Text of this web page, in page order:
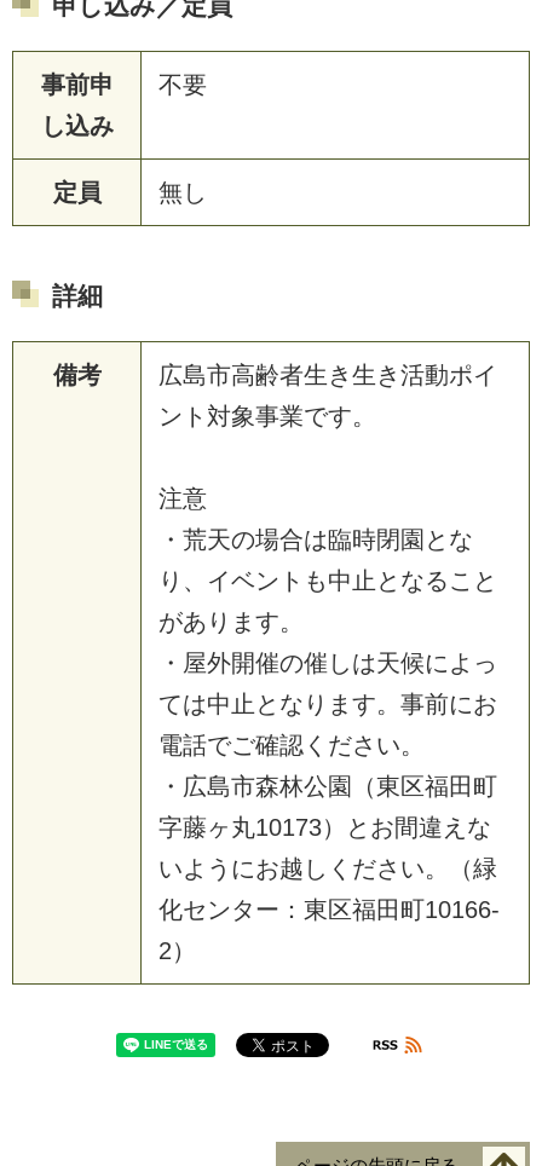
事前申
し込み
不要
定員 無し
詳細
備考
広島市高齢者生き生き活動ポイ
ント対象事業です。
注意
・荒天の場合は臨時閉園とな
り、イベントも中止となること
があります。
・屋外開催の催しは天候によっ
ては中止となります。事前にお
電話でご確認ください。
・広島市森林公園（東区福田町
字藤ヶ丸10173）とお間違えな
いようにお越しください。（緑
化センター：東区福田町10166-
2）